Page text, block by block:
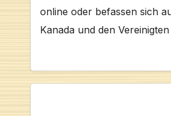
online oder befassen sich
Kanada und den